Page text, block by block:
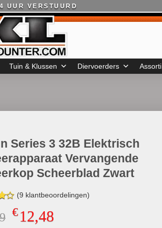
UUR VERSTUURD
Tuin & Klussen Diervoerders Assorti
Series 3 32B Elektrisch
Vervangende
Scheerblad Zwart
(9 klantbeoordelingen)
Oorspronkelijke
€12,48Huidige